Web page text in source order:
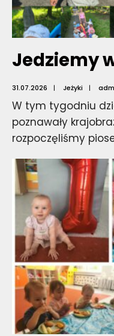
Jedziemy
31.07.2026 | Jeżyki |
W tym tygodniu
poznawały
rozpoczęliśmy